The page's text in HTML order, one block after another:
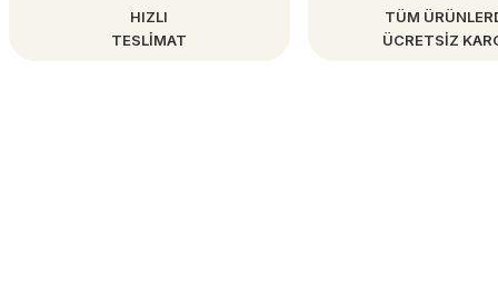
HIZLI
TESLİMAT
TÜM
ÜCRETSİZ